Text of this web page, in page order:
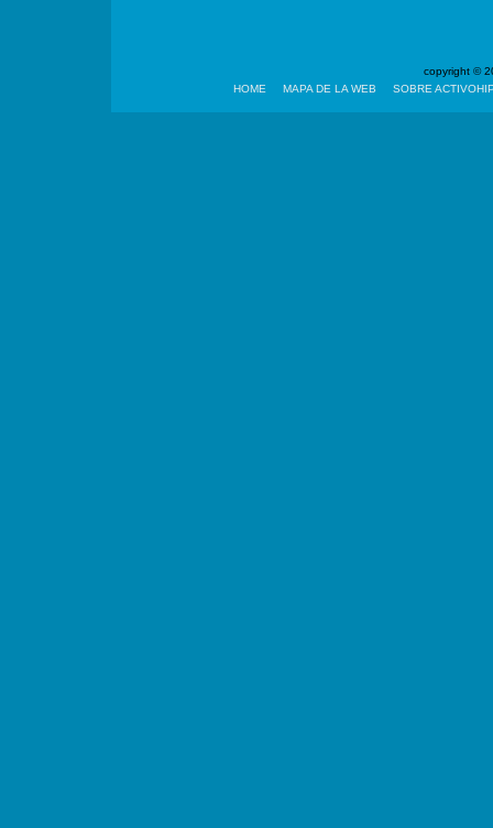
copyright ©
HOME
MAPA DE LA WEB SOBRE